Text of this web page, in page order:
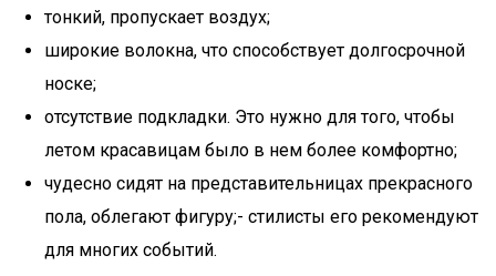
тонкий, пропускает воздух;
широкие волокна, что способствует долгосрочной
носке;
отсутствие подкладки. Это нужно для того, чтобы
летом красавицам было в нем более комфортно;
чудесно сидят на представительницах прекрасного
пола, облегают фигуру;- стилисты его рекомендуют
для многих событий.